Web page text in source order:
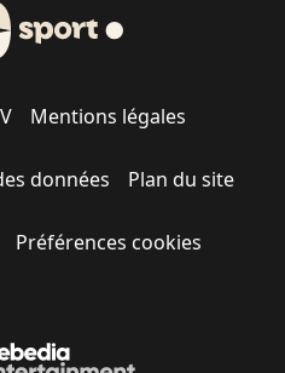
Mentions légales
données Plan du site
Préférences cookies